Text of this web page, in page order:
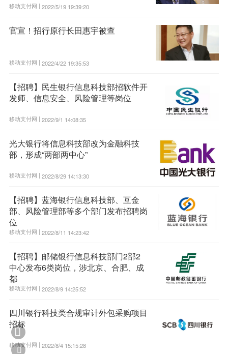
移动支付网 | 2022/5/19 19:39:20
官宣！招行原行长田惠宇被查
移动支付网 | 2022/4/22 19:35:53
【招聘】民生银行信息科技部招软件开
发师、信息安全、风险管理等岗位
移动支付网 | 2022/9/1 14:08:35
光大银行将信息科技部改为金融科技
部，形成“两部两中心”
移动支付网 | 2022/8/29 14:13:30
【招聘】蓝海银行信息科技部、互金
部、风险管理部等多个部门发布招聘岗
位
移动支付网 | 2022/8/11 14:23:42
【招聘】邮储银行信息科技部门2部2
中心发布6类岗位，涉北京、合肥、成
都
移动支付网 | 2022/8/9 14:25:52
四川银行科技类合规审计外包采购项目
招标
移动支付网 | 2022/8/4 15:15:28

